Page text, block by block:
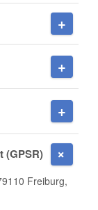
zum Original.
(GPSR)
Freiburg,